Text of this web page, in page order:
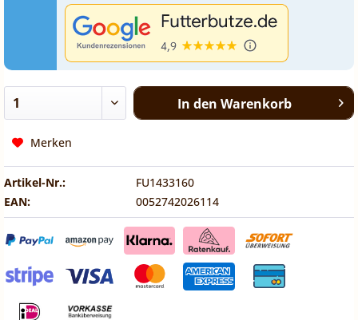
In den Warenkorb
Merken
Artikel-Nr.:
FU1433160
EAN:
0052742026114